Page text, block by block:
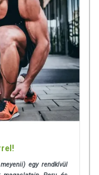
adalékanyagoktól
. A Borecet Művek
s hozzájárulnak
növényi kapszula
egy rendkívül